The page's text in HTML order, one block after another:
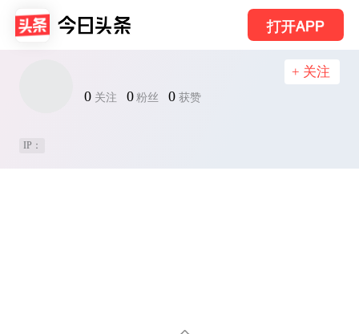
打开APP
0 关注 0 粉丝 0 获赞
+ 关注
IP：